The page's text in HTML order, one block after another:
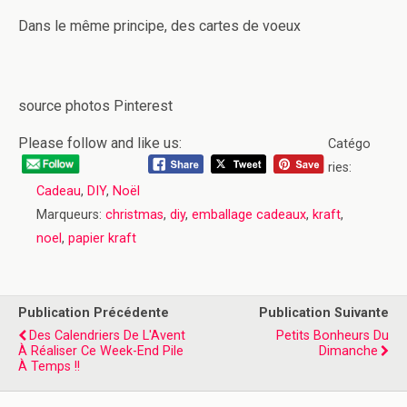
Dans le même principe, des cartes de voeux
source photos Pinterest
Please follow and like us:
Catégo
ries:
Cadeau, DIY, Noël
Marqueurs: christmas, diy, emballage cadeaux, kraft,
noel , papier kraft
Publication Précédente
Des Calendriers De L'Avent
À Réaliser Ce Week-End Pile
À Temps !!
Publication Suivante
Petits Bonheurs Du
Dimanche